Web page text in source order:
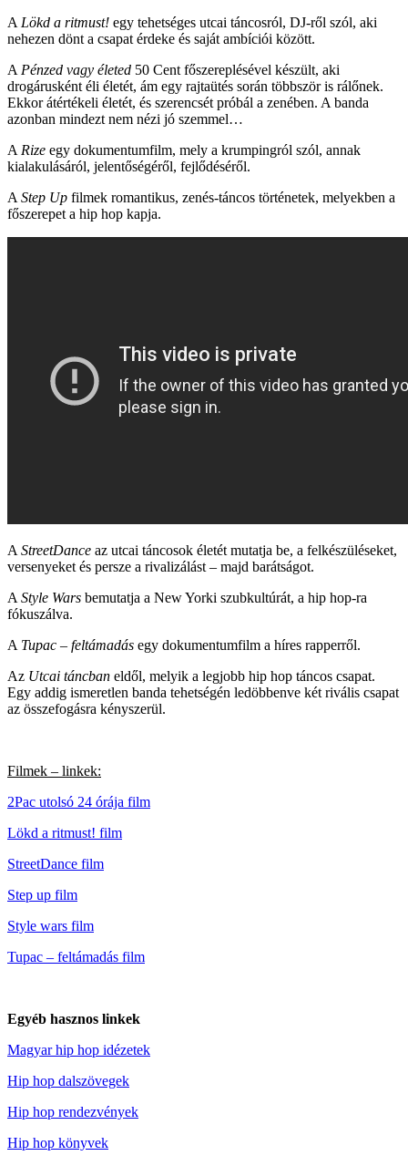
A Lökd a ritmust! egy tehetséges utcai táncosról, DJ-ről szól, aki
nehezen dönt a csapat érdeke és saját ambíciói között.
A Pénzed vagy életed 50 Cent főszereplésével készült, aki
drogárusként éli életét, ám egy rajtaütés során többször is rálőnek.
Ekkor átértékeli életét, és szerencsét próbál a zenében. A banda
azonban mindezt nem nézi jó szemmel…
A Rize egy dokumentumfilm, mely a krumpingról szól, annak
kialakulásáról, jelentőségéről, fejlődéséről.
A Step Up filmek romantikus, zenés-táncos történetek, melyekben a
főszerepet a hip hop kapja.
A StreetDance az utcai táncosok életét mutatja be, a felkészüléseket,
versenyeket és persze a rivalizálást – majd barátságot.
A Style Wars bemutatja a New Yorki szubkultúrát, a hip hop-ra
fókuszálva.
A Tupac – feltámadás egy dokumentumfilm a híres rapperről.
Az Utcai táncban eldől, melyik a legjobb hip hop táncos csapat.
Egy addig ismeretlen banda tehetségén ledöbbenve két rivális csapat
az összefogásra kényszerül.
Filmek – linkek:
2Pac utolsó 24 órája film
Lökd a ritmust! film
StreetDance film
Step up film
Style wars film
Tupac – feltámadás film
Egyéb hasznos linkek
Magyar hip hop idézetek
Hip hop dalszövegek
Hip hop rendezvények
Hip hop könyvek